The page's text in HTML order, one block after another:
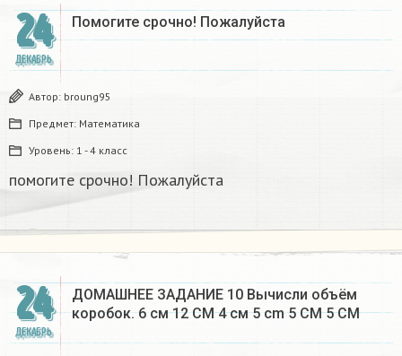
24
ДЕКАБРЬ
Помогите срочно! Пожалуйста
Автор: broung95
Предмет: Математика
Уровень: 1 - 4 класс
помогите срочно! Пожалуйста
24
ДЕКАБРЬ
ДОМАШНЕЕ ЗАДАНИЕ 10 Вычисли объём
коробок. 6 см 12 CM 4 см 5 cm 5 CM 5 CM​